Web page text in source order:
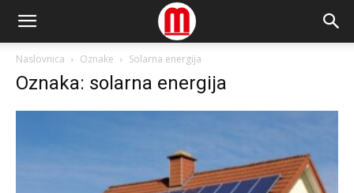
Naslovnica Oznake Solarna energija
Oznaka: solarna energija